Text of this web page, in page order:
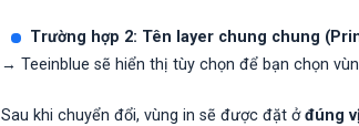
Trường hợp 2: Tên layer chung chung
→ Teeinblue sẽ hiển thị tùy chọn để bạn chọn
Sau khi chuyển đổi, vùng in sẽ được đặt ởđúng